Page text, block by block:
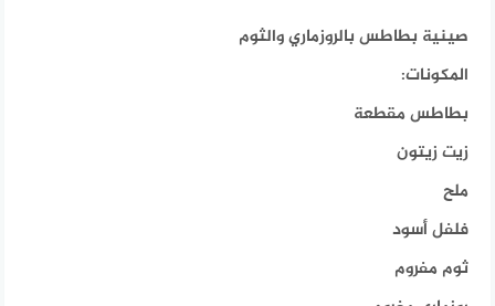
صينية بطاطس بالروزماري والثوم
المكونات:
بطاطس مقطعة
زيت زيتون
ملح
فلفل أسود
ثوم مفروم